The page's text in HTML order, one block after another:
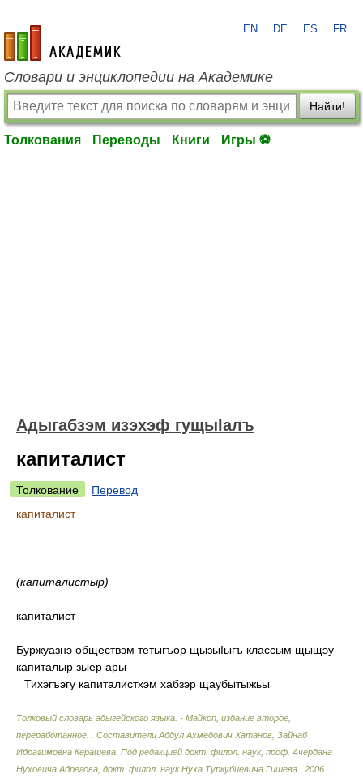
academic.ru
EN DE ES FR
Словари и энциклопедии на Академике
Найти!
Толкования Переводы Книги Игры ⚽
Адыгабзэм изэхэф гущыIалъ
капиталист
Толкование
Перевод
капиталист
(капиталистыр)
капиталист
Буржуазнэ обществэм тетыгъор щызыIыгъ классым щыщэу
капиталыр зыер ары
Тихэгъэгу капиталистхэм хабзэр щаубытыжьы
Толковый словарь адыгейского языка. - Майкоп, издание второе,
переработанное.
Составители Абдул Ахмедович Хатанов, Зайнаб
Ибрагимовна Керашева. Под редакцией докт. филол. наук, проф. Ачердана
Нуховича Абрегова, докт. филол. наук Нуха Туркубиевича Гишева.
2006